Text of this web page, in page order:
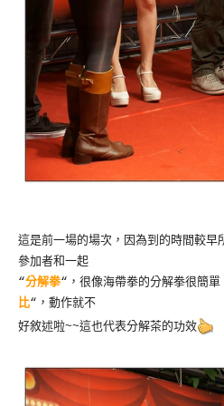
這是前一場的場次，因為到的時間較早
參加者和一起
“分解拳“，很像海帶拳的分解拳很簡單
比“，動作就不
好敘述啦~~這也代表分解茶的功效